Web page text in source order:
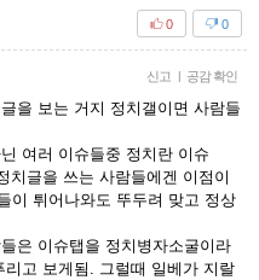
0
0
신고 공감 확인
을 보는 거지 정치갤이면 사람들
여러 이슈들중 정치란 이슈
치글을 쓰는 사람들에겐 이점이
이 튀어나와도 뚜두려 맞고 정상
은 이슈탭을 정치병자소굴이라
고 보게됨. 그럴때 일베가 지랄